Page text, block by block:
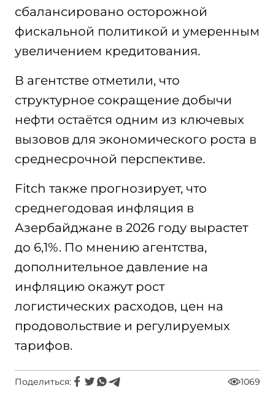
сбалансировано осторожной
фискальной политикой и умеренным
увеличением кредитования.
В агентстве отметили, что
структурное сокращение добычи
нефти остаётся одним из ключевых
вызовов для экономического роста в
среднесрочной перспективе.
Fitch также прогнозирует, что
среднегодовая инфляция в
Азербайджане в 2026 году вырастет
до 6,1%. По мнению агентства,
дополнительное давление на
инфляцию окажут рост
логистических расходов, цен на
продовольствие и регулируемых
тарифов.
Поделиться: 1069